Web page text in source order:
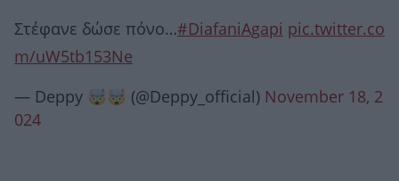
Στέφανε δώσε πόνο…#DiafaniAgapi pic.twitter.co
m/uW5tb153Ne
— Deppy 🤯🤯 (@Deppy_official) November 18, 2
024